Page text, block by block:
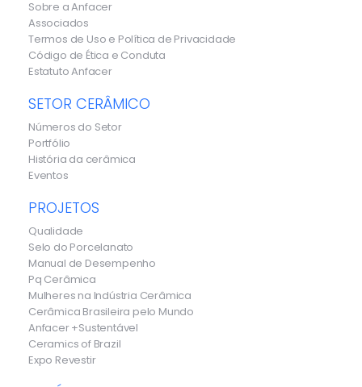
Sobre a Anfacer
Associados
Termos de Uso e Política de Privacidade
Código de Ética e Conduta
Estatuto Anfacer
SETOR CERÂMICO
Números do Setor
Portfólio
História da cerâmica
Eventos
PROJETOS
Qualidade
Selo do Porcelanato
Manual de Desempenho
Pq Cerâmica
Mulheres na Indústria Cerâmica
Cerâmica Brasileira pelo Mundo
Anfacer +Sustentável
Ceramics of Brazil
Expo Revestir